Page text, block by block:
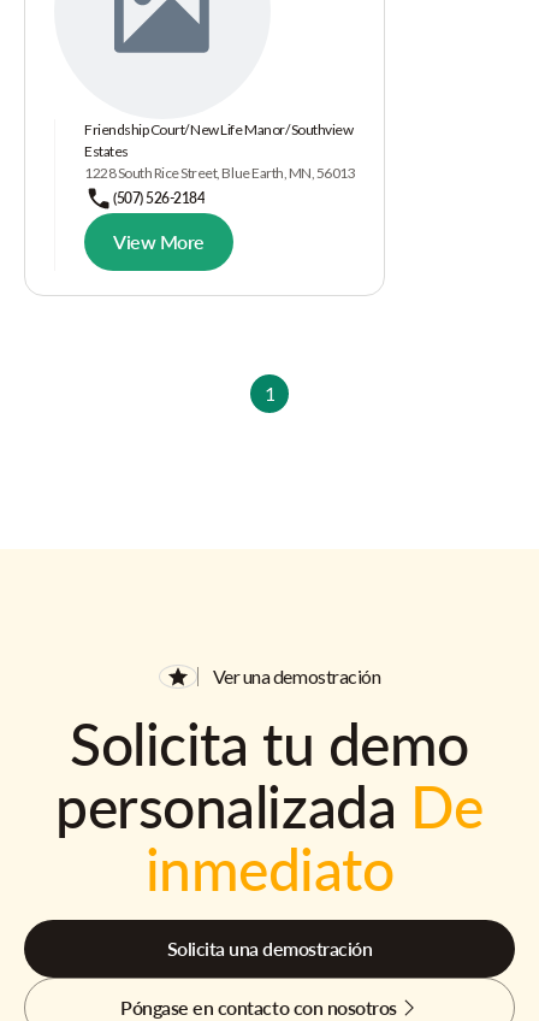
Friendship Court/ New Life Manor/ Southview
Estates
1228 South Rice Street, Blue Earth, MN, 56013
(507) 526-2184
View More
1
Ver una demostración
Solicita tu demo
personalizada De
inmediato
Solicita una demostración
Póngase en contacto con nosotros